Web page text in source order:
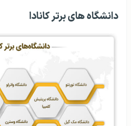
دانشگاه‌ های برتر کانادا